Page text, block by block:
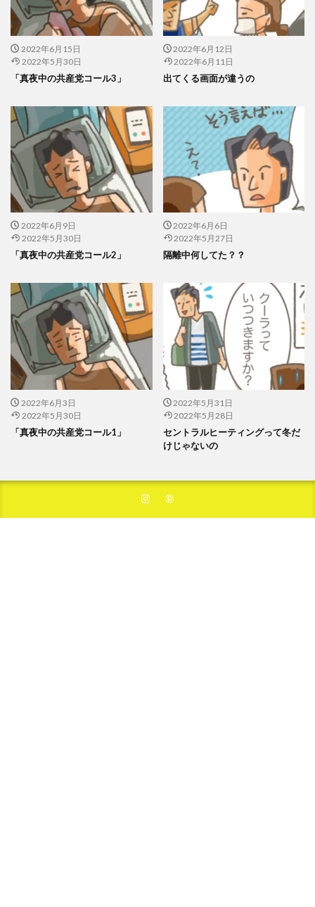
2022年6月15日
2022年5月30日
「真夜中の共産党コール3」
2022年6月12日
2022年6月11日
出てくる画面が違うの
2022年6月9日
2022年5月30日
「真夜中の共産党コール2」
2022年6月6日
2022年5月27日
隔離中何してた？？
2022年6月3日
2022年5月30日
「真夜中の共産党コール1」
2022年5月31日
2022年5月28日
セントラルヒーティングって冬だ
けじゃないの